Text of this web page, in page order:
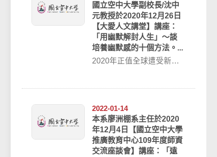
國立空中大學副校長/沈中
元教授於2020年12月26日
【大愛人文講堂】講座：
「用幽默解封人生」～談
培養幽默感的十個方法。...
2020年正值全球遭受新冠
2022-01-14
本系廖洲棚系主任於2020
年12月4日【國立空中大學
推廣教育中心109年度師資
交流座談會】講座：「遠